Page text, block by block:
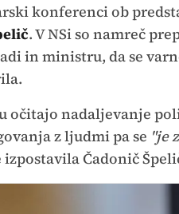
konferenci ob
. V NSi so namreč
in ministru, da se
očitajo nadaljevanje
z ljudmi pa se "je
Čadonič